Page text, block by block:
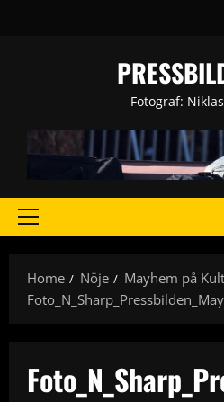
Fotograf:
Primary
Home
Nöje
Mayhem på